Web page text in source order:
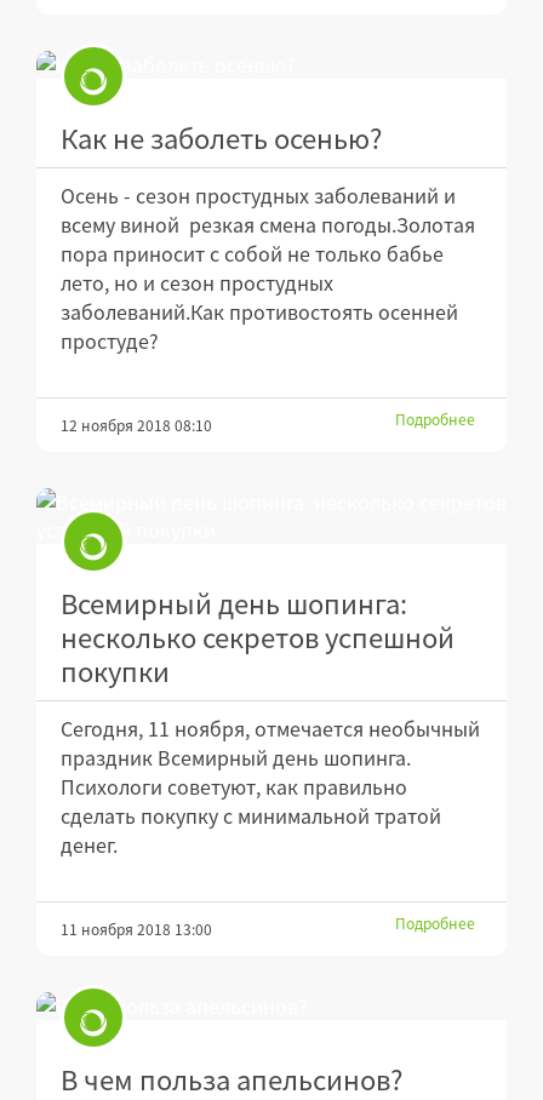
Как не заболеть осенью?
Осень - сезон простудных заболеваний и
всему виной резкая смена погоды.Золотая
пора приносит с собой не только бабье
лето, но и сезон простудных
заболеваний.Как противостоять осенней
простуде?
12 ноября 2018 08:10 Подробнее
Всемирный день шопинга:
несколько секретов успешной
покупки
Сегодня, 11 ноября, отмечается необычный
праздник Всемирный день шопинга.
Психологи советуют, как правильно
сделать покупку с минимальной тратой
денег.
11 ноября 2018 13:00 Подробнее
В чем польза апельсинов?